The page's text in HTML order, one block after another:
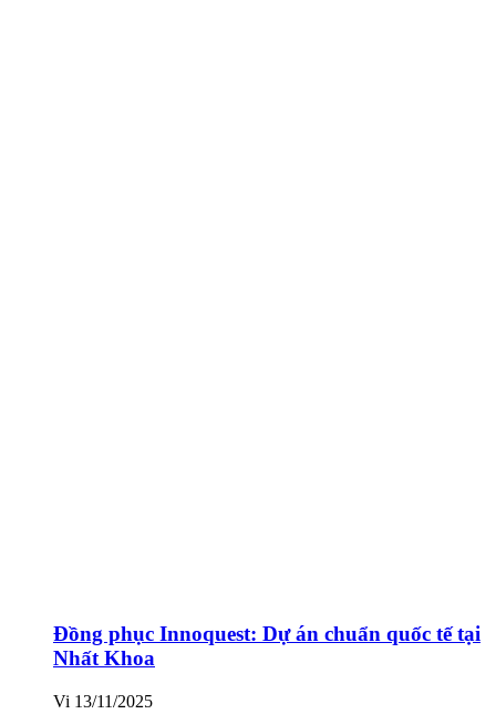
Đồng phục Innoquest: Dự án chuẩn quốc tế tại
Nhất Khoa
Vi 13/11/2025